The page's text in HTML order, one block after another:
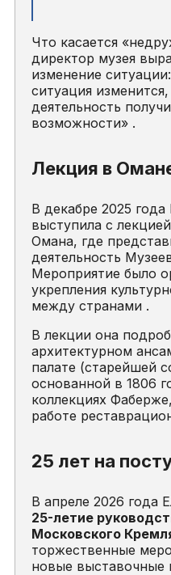
Что касается
директор музея
изменение ситуации:
ситуация
деятельность
возможности» .
Лекция в
В декабре 2025 года
выступила с
Омана, где
деятельность
Мероприятие было
укрепления
между странами .
В лекции она
архитектурном
палате (старейшей
основанной в 1806
коллекциях
работе
25 лет на
В апреле 2026 года
25-летие
Московского
торжественные
новые выставочные